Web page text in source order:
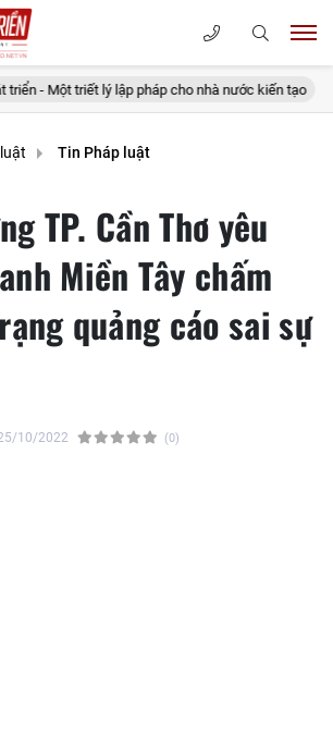
pháp cho nhà nước kiến tạo 20 điều
Tin Pháp luật
TP. Cần Thơ yêu
Miền Tây chấm
quảng cáo sai sự
10/2022 (0)